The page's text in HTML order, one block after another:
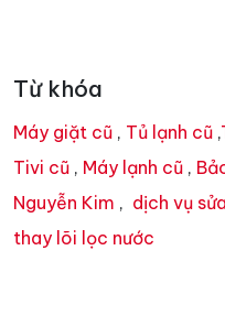
Từ khóa
Máy giặt cũ , Tủ lạnh cũ ,
Tivi cũ , Máy lạnh cũ ,
Nguyễn Kim , dịch vụ
thay lõi lọc nước